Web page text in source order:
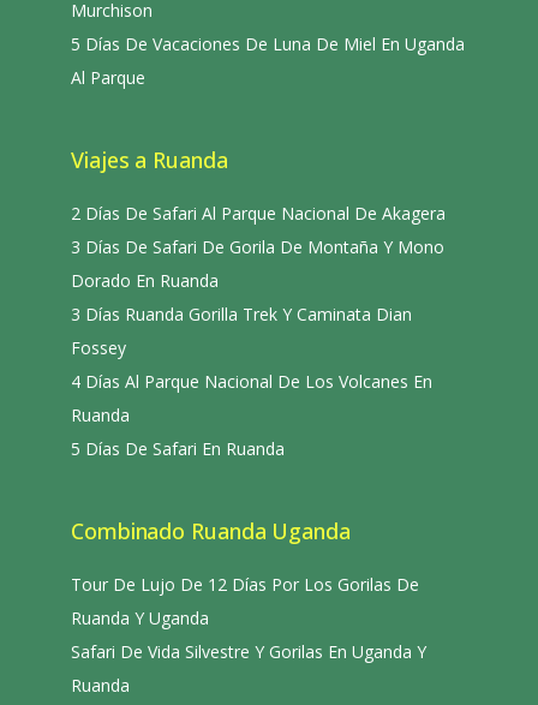
Murchison
5 Días De Vacaciones De Luna De Miel En Uganda
Al Parque
Viajes a Ruanda
2 Días De Safari Al Parque Nacional De Akagera
3 Días De Safari De Gorila De Montaña Y Mono
Dorado En Ruanda
3 Días Ruanda Gorilla Trek Y Caminata Dian
Fossey
4 Días Al Parque Nacional De Los Volcanes En
Ruanda
5 Días De Safari En Ruanda
Combinado Ruanda Uganda
Tour De Lujo De 12 Días Por Los Gorilas De
Ruanda Y Uganda
Safari De Vida Silvestre Y Gorilas En Uganda Y
Ruanda